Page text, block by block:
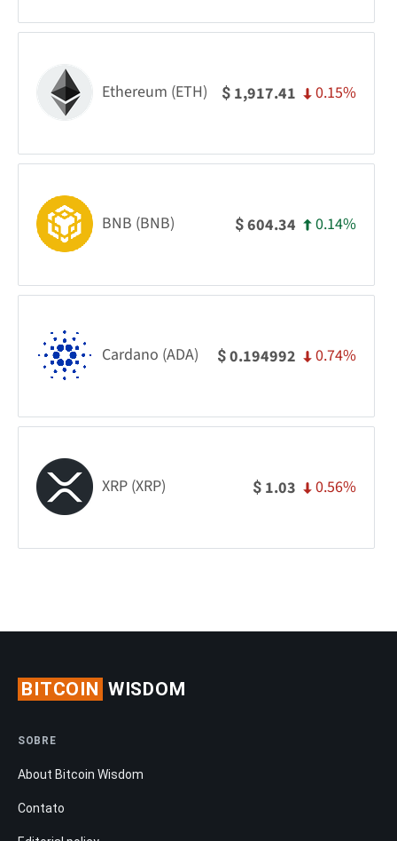
Ethereum (ETH) $ 1,917.41 0.15%
BNB (BNB) $604.34 0.14%
Cardano (ADA) $0.194992 0.74%
XRP (XRP) $ 1.03 0.56%
BITCOIN WISDOM
SOBRE
About Bitcoin Wisdom
Contato